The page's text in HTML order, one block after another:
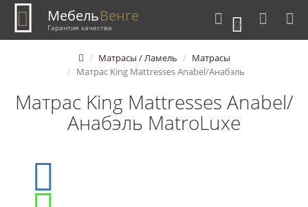
0
МебельВенге
Гарантия качества
Матрасы / Ламель
Матрасы
Матрас King Mattresses Anabel/Анабэль
Матрас King Mattresses Anabel/
Анабэль MatroLuxe